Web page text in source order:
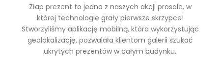
Złap prezent to jedna z naszych akcji prosale, w
której technologie grały pierwsze skrzypce!
Stworzyliśmy aplikację mobilną, która wykorzystując
geolokalizację, pozwalała klientom galerii szukać
ukrytych prezentów w całym budynku.